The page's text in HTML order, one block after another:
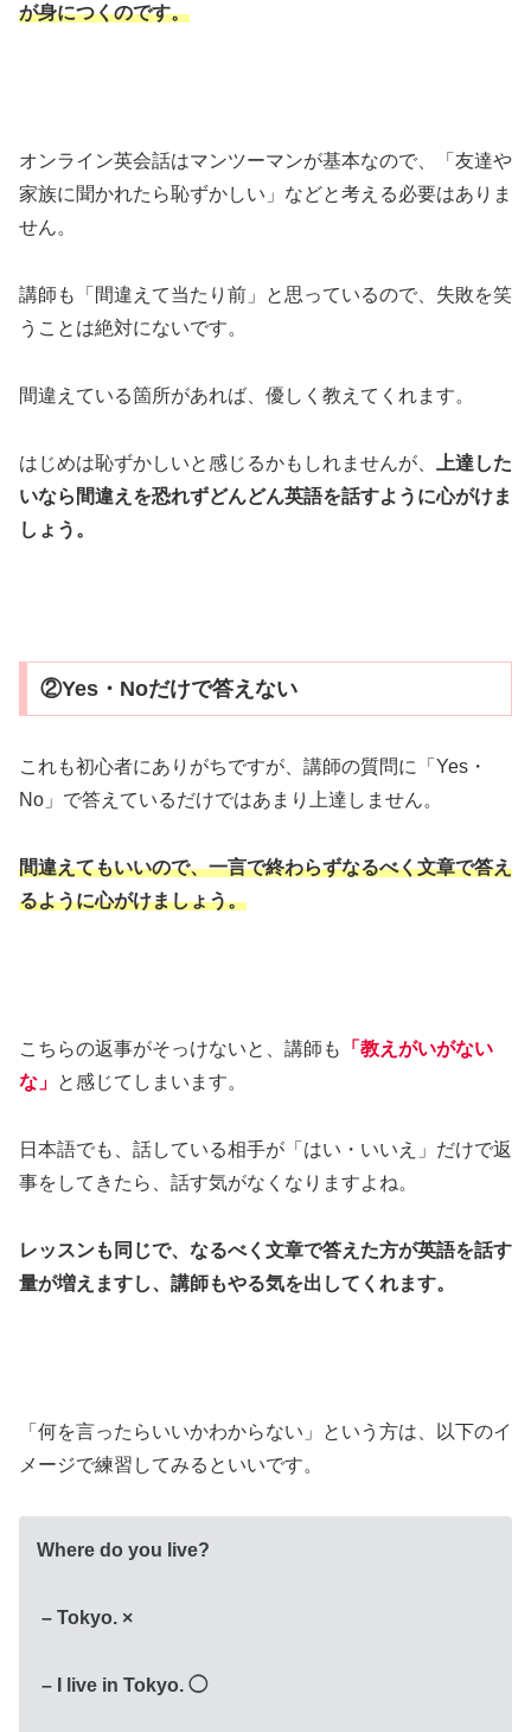
が身につくのです。
オンライン英会話はマンツーマンが基本なので、「友達や
家族に聞かれたら恥ずかしい」などと考える必要はありま
せん。
講師も「間違えて当たり前」と思っているので、失敗を笑
うことは絶対にないです。
間違えている箇所があれば、優しく教えてくれます。
はじめは恥ずかしいと感じるかもしれませんが、
上達した
いなら間違えを恐れずどんどん英語を話すように心がけま
しょう。
②Yes・Noだけで答えない
これも初心者にありがちですが、講師の質問に「Yes・
No」で答えているだけではあまり上達しません。
間違えてもいいので、一言で終わらずなるべく文章で答え
るように心がけましょう。
こちらの返事がそっけないと、講師も
「教えがいがない
な」 と感じてしまいます。
日本語でも、話している相手が「はい・いいえ」だけで返
事をしてきたら、話す気がなくなりますよね。
レッスンも同じで、なるべく文章で答えた方が英語を話す
量が増えますし、講師もやる気を出してくれます。
「何を言ったらいいかわからない」という方は、以下のイ
メージで練習してみるといいです。
Where do you live?
– Tokyo. ×
– I live in Tokyo. ◯